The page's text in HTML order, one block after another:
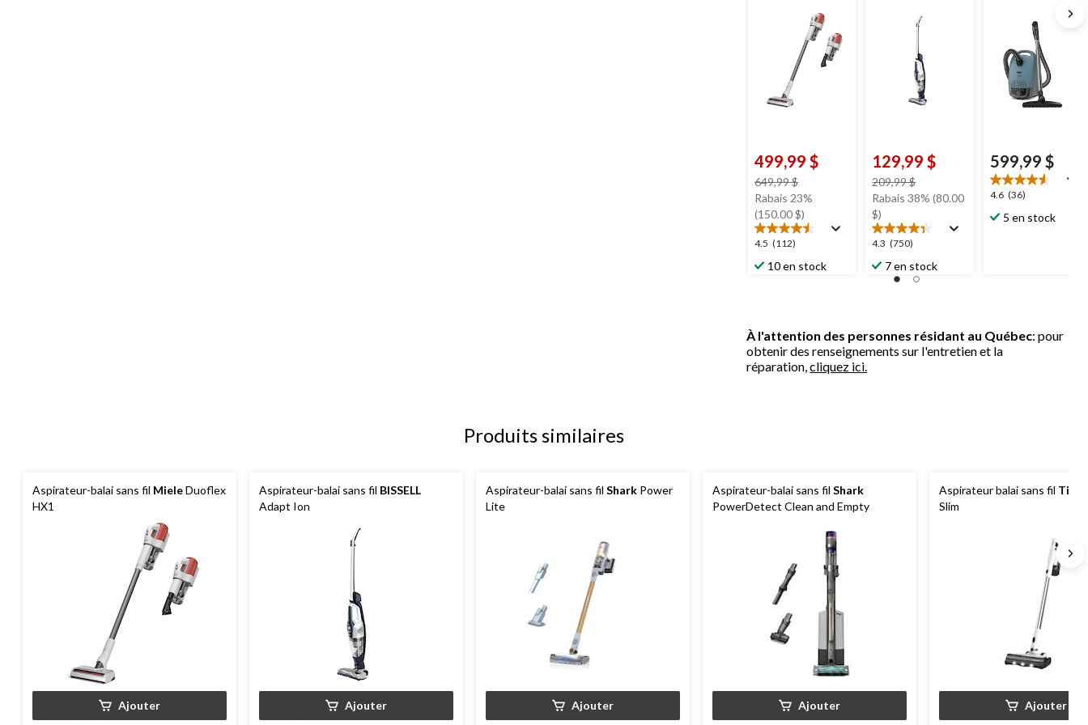
499,99 $
649,99 $prix
était
649,99 $
Rabais 23%
(150.00 $)
4.5 (112)
4.5
étoile(s)
sur
10 en stock
129,99 $
209,99 $prix
était
Rabais 38% (80.00
$)
4.3 (750)
4.3
étoile(s)
sur
7 en stock
599,99 $
4.6 (36)
4.6
étoile(s)
sur
5 en stock
À l'attention des personnes résidant au Québec: pour
obtenir des renseignements sur l'entretien et la
réparation,cliquez ici.
Produits similaires
Aspirateur-balai sans fil MieleDuoflex
HX1
Ajouter
Aspirateur-balai sans fil BISSELL
Adapt Ion
Ajouter
Aspirateur-balai sans fil Shark Power
Lite
Ajouter
Aspirateur-balai sans fil Shark
PowerDetect Clean and Empty
Ajouter
Aspirateur balai sans fil
Slim
Ajouter